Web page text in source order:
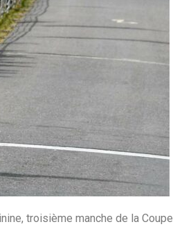
troisième manche de la